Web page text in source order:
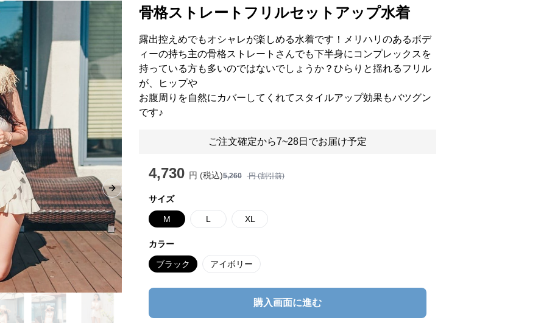
Next slide
骨格ストレートフリルセットアップ水着
露出控えめでもオシャレが楽しめる水着です！メリハリのあるボデ
ィーの持ち主の骨格ストレートさんでも下半身にコンプレックスを
持っている方も多いのではないでしょうか？ひらりと揺れるフリル
が、ヒップや
お腹周りを自然にカバーしてくれてスタイルアップ効果もバツグン
です♪
ご注文確定から7~28日でお届け予定
4,730 円 (税込)5,260 円 (割引前)
サイズ
M L XL
カラー
ブラック アイボリー
購入画面に進む